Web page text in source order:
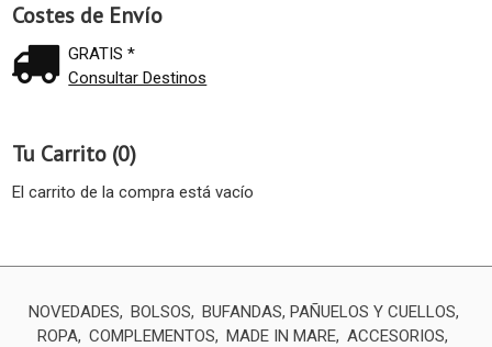
Costes de Envío
GRATIS *
Consultar Destinos
Tu Carrito (0)
El carrito de la compra está vacío
NOVEDADES BOLSOS
BUFANDAS, PAÑUELOS Y CUELLOS
ROPA COMPLEMENTOS MADE IN MARE ACCESORIOS